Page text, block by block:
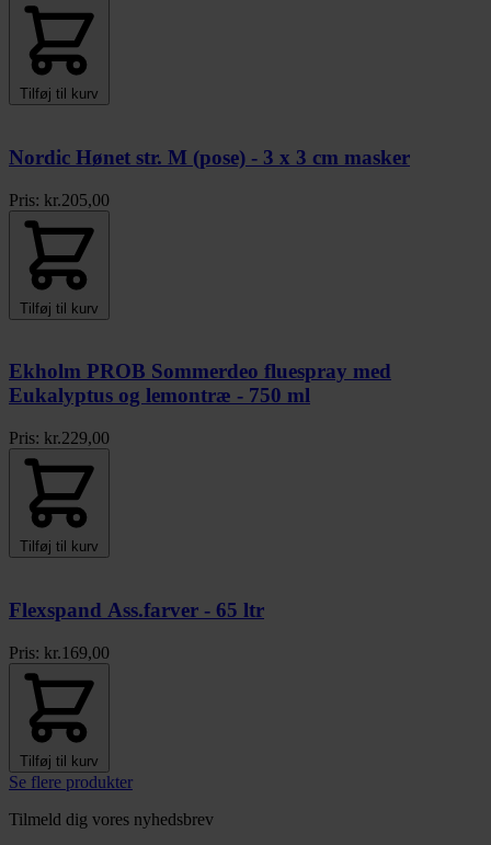
Tilføj til kurv
Nordic Hønet str. M (pose) - 3 x 3 cm masker
Pris: kr.205,00
Tilføj til kurv
Ekholm PROB Sommerdeo fluespray med
Eukalyptus og lemontræ - 750 ml
Pris: kr.229,00
Tilføj til kurv
Flexspand Ass.farver - 65 ltr
Pris: kr.169,00
Tilføj til kurv
Se flere produkter
Tilmeld dig vores nyhedsbrev